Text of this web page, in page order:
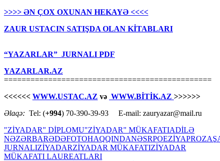
>>>> ƏN ÇOX OXUNAN HEKAYƏ <<<<
ZAUR USTACIN SATIŞDA OLAN KİTABLARI
“YAZARLAR” JURNALI PDF
YAZARLAR.AZ
===============================================
<<<<<< WWW.USTAC.AZ və WWW.BİTİK.AZ >>>>>>
Əlaqə: Tel: (+994) 70-390-39-93 E-mail: zauryazar@mail.ru
"ZİYADAR" DİPLOMU"ZİYADAR" MÜKAFATIADİLƏ
NƏZƏRBARƏDƏFOTOHAQQINDANƏSRPOEZİYAPROZA
JURNALIZİYADARZİYADAR MÜKAFATIZİYADAR
MÜKAFATI LAUREATLARI